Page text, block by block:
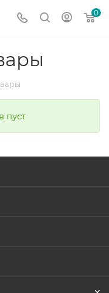
0
пуст